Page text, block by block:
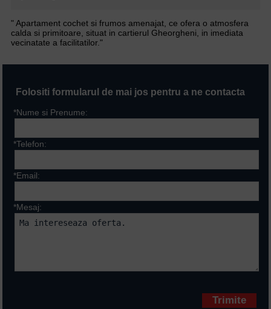
" Apartament cochet si frumos amenajat, ce ofera o atmosfera
calda si primitoare, situat in cartierul Gheorgheni, in imediata
vecinatate a facilitatilor."
Folositi formularul de mai jos pentru a ne contacta
*Nume si Prenume:
*Telefon:
*Email:
*Mesaj: